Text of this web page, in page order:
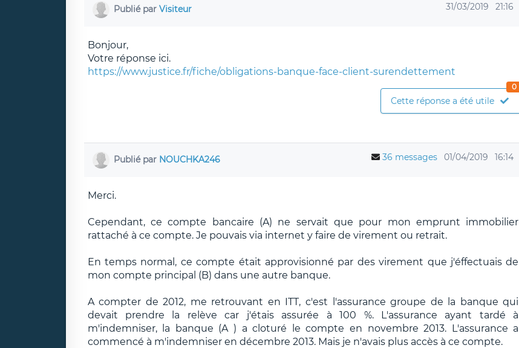
Publié par Visiteur 31/03/2019 21:16
Bonjour,
Votre réponse ici.
https://www.justice.fr/fiche/obligations-banque-face-client-surendettement
Cette réponse a été utile
0
Publié par NOUCHKA246 36 messages 01/04/2019 16:14
Merci.
Cependant, ce compte bancaire (A) ne servait que pour mon emprunt immobilier
rattaché à ce compte. Je pouvais via internet y faire de virement ou retrait.
En temps normal, ce compte était approvisionné par des virement que j'éffectuais de
mon compte principal (B) dans une autre banque.
A compter de 2012, me retrouvant en ITT, c'est l'assurance groupe de la banque qui
devait prendre la relève car j'étais assurée à 100 %. L'assurance ayant tardé à
m'indemniser, la banque (A ) a cloturé le compte en novembre 2013. L'assurance a
commencé à m'indemniser en décembre 2013. Mais je n'avais plus accès à ce compte.